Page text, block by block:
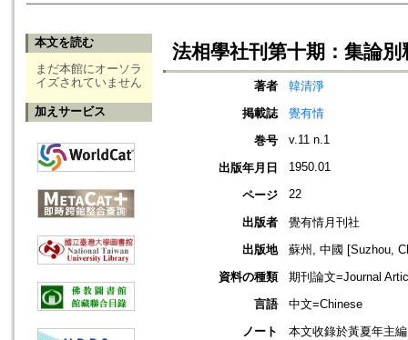
本文を読む
まだ本館にオーソラ
イズされていません
加えサービス
法相學社刊第十期：集論別
著者
韓清淨
掲載誌
覺有情
巻号
v.11 n.1
出版年月日 1950.01
ページ 22
出版者
覺有情月刊社
出版地
蘇州, 中國 [Suzhou,
資料の種類
期刊論文=Journal
言語
中文=Chinese
ノート
本文收錄於黃夏年主